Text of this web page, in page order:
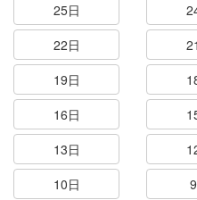
25日
22日
19日
16日
13日
10日